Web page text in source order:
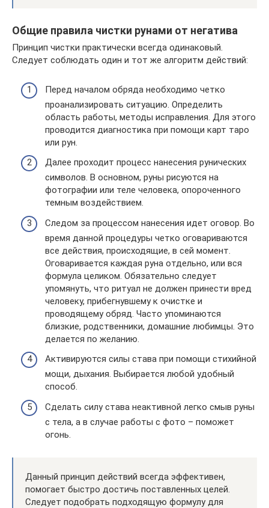
Общие правила чистки рунами от негатива
Принцип чистки практически всегда одинаковый.
Следует соблюдать один и тот же алгоритм действий:
Перед началом обряда необходимо четко
проанализировать ситуацию. Определить
область работы, методы исправления. Для этого
проводится диагностика при помощи карт таро
или рун.
Далее проходит процесс нанесения рунических
символов. В основном, руны рисуются на
фотографии или теле человека, опороченного
темным воздействием.
Следом за процессом нанесения идет оговор. Во
время данной процедуры четко оговариваются
все действия, происходящие, в сей момент.
Оговаривается каждая руна отдельно, или вся
формула целиком. Обязательно следует
упомянуть, что ритуал не должен принести вред
человеку, прибегнувшему к очистке и
проводящему обряд. Часто упоминаются
близкие, родственники, домашние любимцы. Это
делается по желанию.
Активируются силы става при помощи стихийной
мощи, дыхания. Выбирается любой удобный
способ.
Сделать силу става неактивной легко смыв руны
с тела, а в случае работы с фото – поможет
огонь.
Данный принцип действий всегда эффективен,
помогает быстро достичь поставленных целей.
Следует подобрать подходящую формулу для